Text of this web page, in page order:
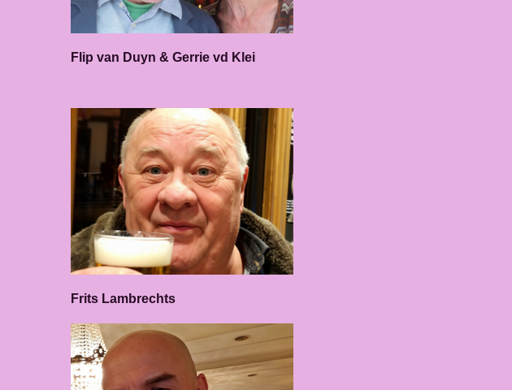
Flip van Duyn & Gerrie vd Klei
Frits Lambrechts